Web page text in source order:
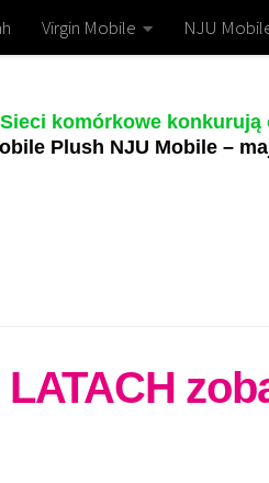
Virgin Mobile NJU
komórkowe konkurują
Plush NJU Mobile –